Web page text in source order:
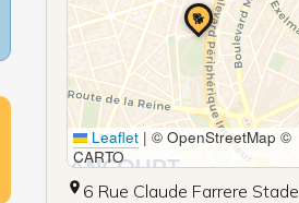
🐕
Leaflet | © OpenStreetMap ©
CARTO
6 Rue Claude Farrere Stade